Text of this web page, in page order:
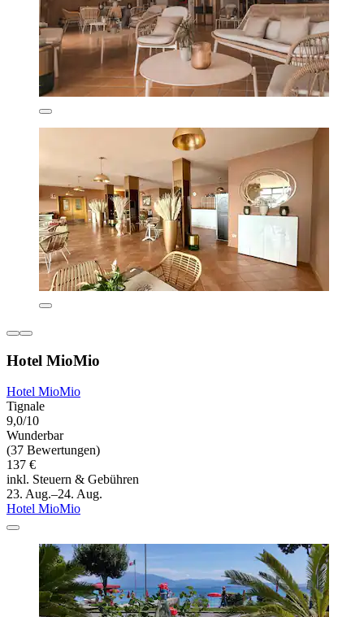
Hotel MioMio
Hotel MioMio
Tignale
9,0/10
Wunderbar
(37 Bewertungen)
137 €
inkl. Steuern & Gebühren
23. Aug.–24. Aug.
Hotel MioMio